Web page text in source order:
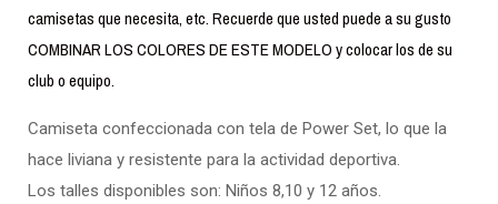
camisetas que necesita, etc. Recuerde que usted puede a su gusto
COMBINAR LOS COLORES DE ESTE MODELO y colocar los de su
club o equipo.
Camiseta confeccionada con tela de Power Set, lo que la
hace liviana y resistente para la actividad deportiva.
Los talles disponibles son: Niños 8,10 y 12 años.